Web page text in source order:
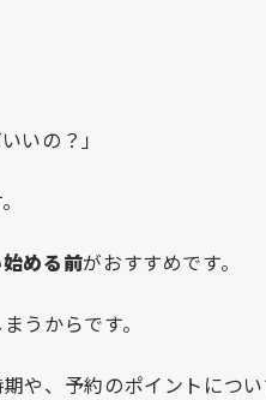
いの？」
める前がおすすめです。
うからです。
や、予約のポイントについ